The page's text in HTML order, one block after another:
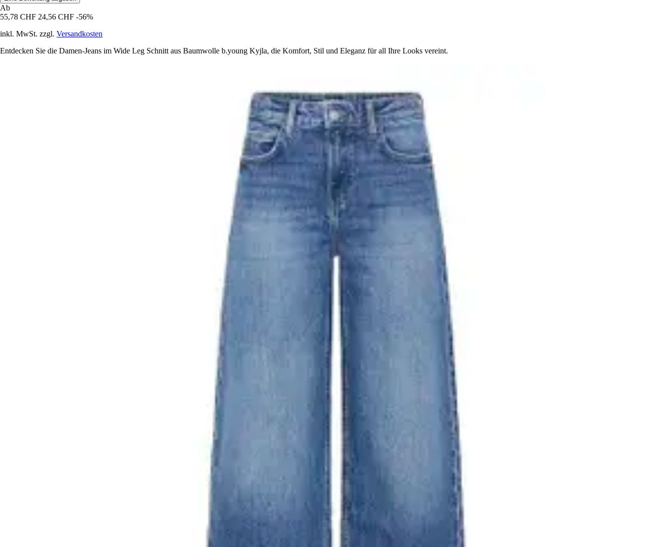
Ab
55,78 CHF 24,56 CHF -56%
inkl. MwSt. zzgl. Versandkosten
Entdecken Sie die Damen-Jeans im Wide Leg Schnitt aus Baumwolle b.young Kyjla, die Komfort, Stil und Eleganz für all Ihre Looks vereint.